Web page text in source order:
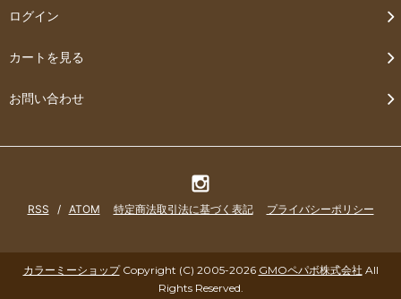
ログイン
カートを見る
お問い合わせ
RSS / ATOM 特定商法取引法に基づく表記 プライバシーポリシー
カラーミーショップCopyright (C) 2005-2026 GMOペパボ株式会社 All
Rights Reserved.